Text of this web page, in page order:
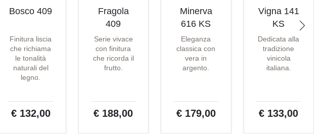
Bosco 409
Finitura liscia
che richiama
le tonalità
naturali del
legno.
€ 132,00
Fragola
409
Serie vivace
con finitura
che ricorda il
frutto.
€ 188,00
Minerva
616 KS
Eleganza
classica con
vera in
argento.
€ 179,00
Vigna 141
KS
Dedicata alla
tradizione
vinicola
italiana.
€ 133,00